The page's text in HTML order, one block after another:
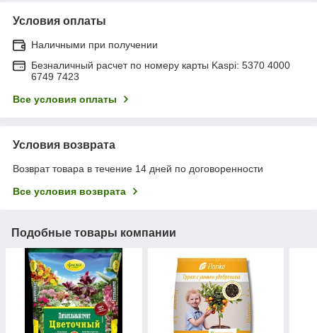
Условия оплаты
Наличными при получении
Безналичный расчет по номеру карты Kaspi: 5370 4000
6749 7423
Все условия оплаты
Условия возврата
Возврат товара в течение 14 дней по договоренности
Все условия возврата
Подобные товары компании